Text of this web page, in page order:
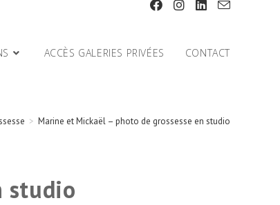
ACCÈS GALERIES PRIVÉES CONTACT
> Marine et Mickaël – photo de grossesse en studio
studio